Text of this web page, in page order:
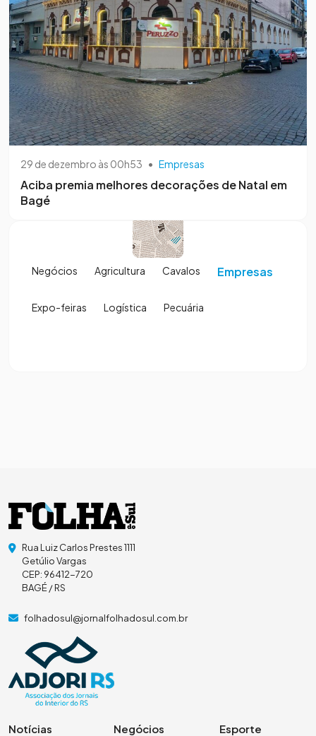
29 de dezembro às 00h53 • Empresas
Aciba premia melhores decorações de Natal em
Bagé
Negócios Agricultura Cavalos Empresas
Expo-feiras Logística Pecuária
Rua Luiz Carlos Prestes 1111
Getúlio Vargas
CEP: 96412-720
BAGÉ / RS
folhadosul@jornalfolhadosul.com.br
Notícias Negócios Esporte